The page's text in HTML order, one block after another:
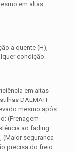
em altas
a quente (H),
condição.
em altas
DALMATI
mesmo após
(Frenagem
ao fading
(Maior segurança
precisa do freio